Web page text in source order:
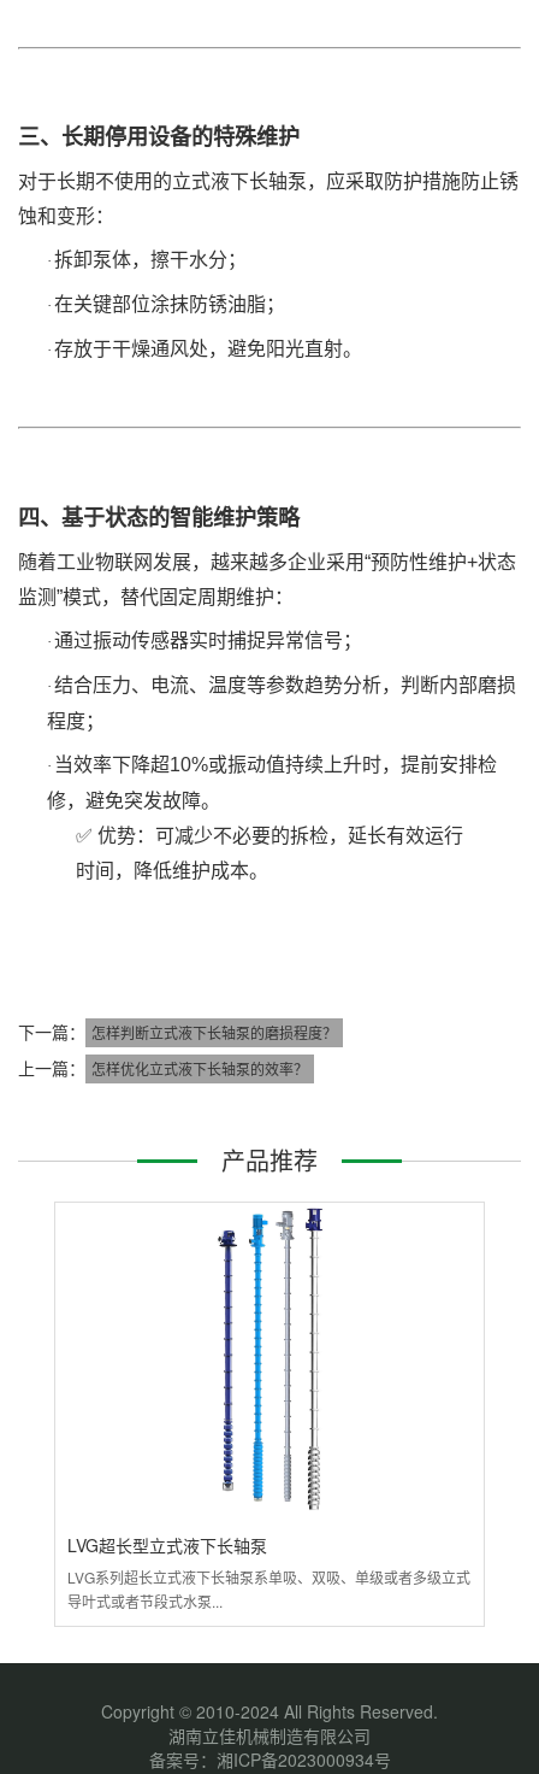
三、长期停用设备的特殊维护
对于长期不使用的立式液下长轴泵 ，应采取防护措施防止锈
蚀和变形：
· 拆卸泵体，擦干水分；
· 在关键部位涂抹防锈油脂；
· 存放于干燥通风处，避免阳光直射。
四、基于状态的智能维护策略
随着工业物联网发展，越来越多企业采用“预防性维护+状态
监测”模式，替代固定周期维护：
· 通过振动传感器实时捕捉异常信号；
· 结合压力、电流、温度等参数趋势分析，判断内部磨损
程度；
· 当效率下降超10%或振动值持续上升时，提前安排检
修，避免突发故障。
✅ 优势：可减少不必要的拆检，延长有效运行
时间，降低维护成本。
下一篇： 怎样判断立式液下长轴泵的磨损程度？
上一篇： 怎样优化立式液下长轴泵的效率？
产品推荐
LVG超长型立式液下长轴泵
LVG系列超长立式液下长轴泵系单吸、双吸、单级或者多级立式
导叶式或者节段式水泵...
Copyright © 2010-2024 All Rights Reserved.
湖南立佳机械制造有限公司
备案号： 湘ICP备2023000934号